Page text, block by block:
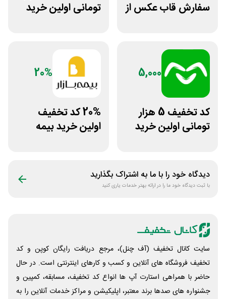
سفارش قاب عکس از
تومانی اولین خرید
5,000
کد تخفیف 5 هزار
تومانی اولین خرید
20%
20% کد تخفیف
اولین خرید بیمه
دیدگاه خود را با ما به اشتراک بگذارید
با ثبت دیدگاه خود ما را در ارائه بهتر خدمات یاری کنید
سایت کانال تخفیف (آف چنل)، مرجع دریافت رایگان کوپن و کد
تخفیف فروشگاه های آنلاین و کسب و‌ کارهای اینترنتی است. در حال
حاضر با همراهی استارت آپ ها انواع کد تخفیف، مسابقه، کمپین و
جشنواره های صدها برند معتبر، اپلیکیشن و مراکز خدمات آنلاین را به